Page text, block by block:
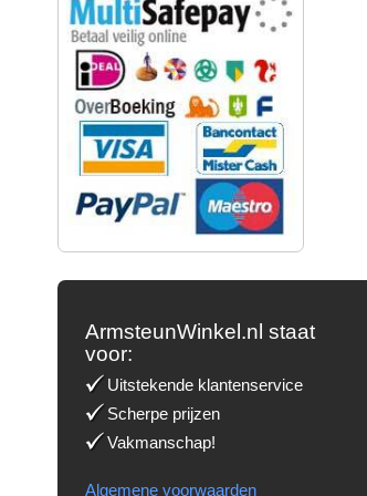
ArmsteunWinkel.nl staat
voor:
Uitstekende klantenservice
Scherpe prijzen
Vakmanschap!
Algemene voorwaarden